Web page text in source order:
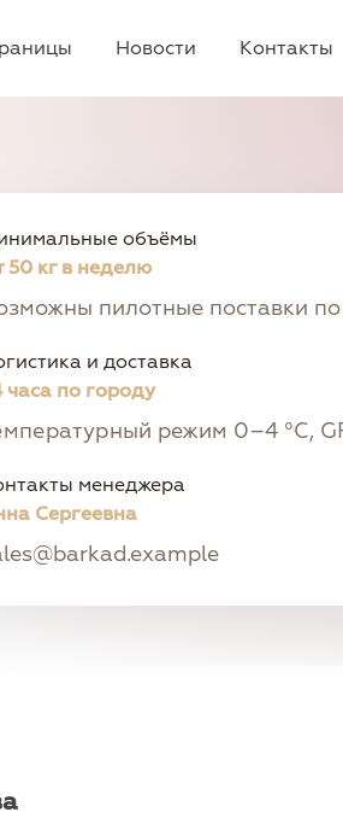
Новости Контакты
объёмы
50 кг в неделю
пилотные поставки
и доставка
часа по городу
режим 0–4 °C,
менеджера
Сергеевна